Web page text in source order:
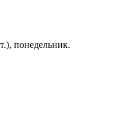
понедельник.